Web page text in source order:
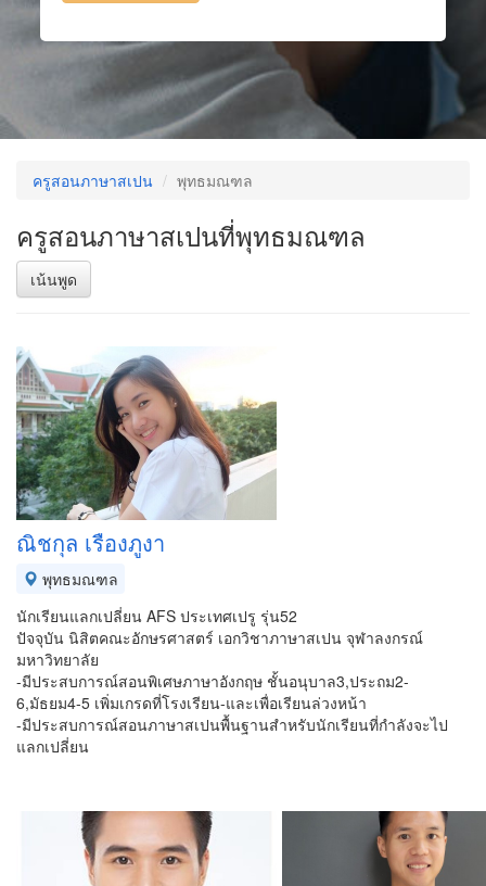
ครูสอนภาษาสเปน พุทธมณฑล
ครูสอนภาษาสเปนที่พุทธมณฑล
เน้นพูด
ณิชกุล เรืองภูงา
พุทธมณฑล
นักเรียนแลกเปลี่ยน AFS ประเทศเปรู รุ่น52
ปัจจุบัน นิสิตคณะอักษรศาสตร์ เอกวิชาภาษาสเปน จุฬาลงกรณ์
มหาวิทยาลัย
-มีประสบการณ์สอนพิเศษภาษาอังกฤษ ชั้นอนุบาล3,ประถม2-
6,มัธยม4-5 เพิ่มเกรดที่โรงเรียน-และเพื่อเรียนล่วงหน้า
-มีประสบการณ์สอนภาษาสเปนพื้นฐานสำหรับนักเรียนที่กำลังจะไป
แลกเปลี่ยน